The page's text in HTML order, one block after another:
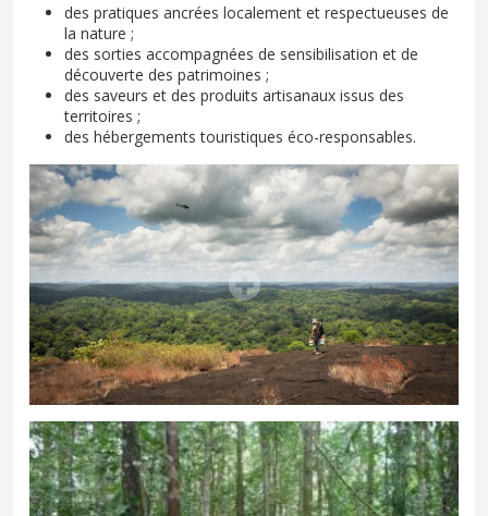
des pratiques ancrées localement et respectueuses de
la nature ;
des sorties accompagnées de sensibilisation et de
découverte des patrimoines ;
des saveurs et des produits artisanaux issus des
territoires ;
des hébergements touristiques éco-responsables.